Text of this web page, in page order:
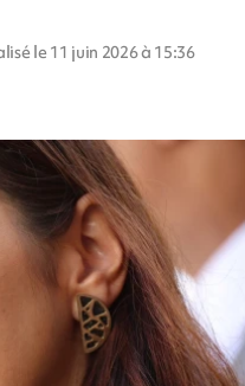
le 11 juin 2026 à 15:36